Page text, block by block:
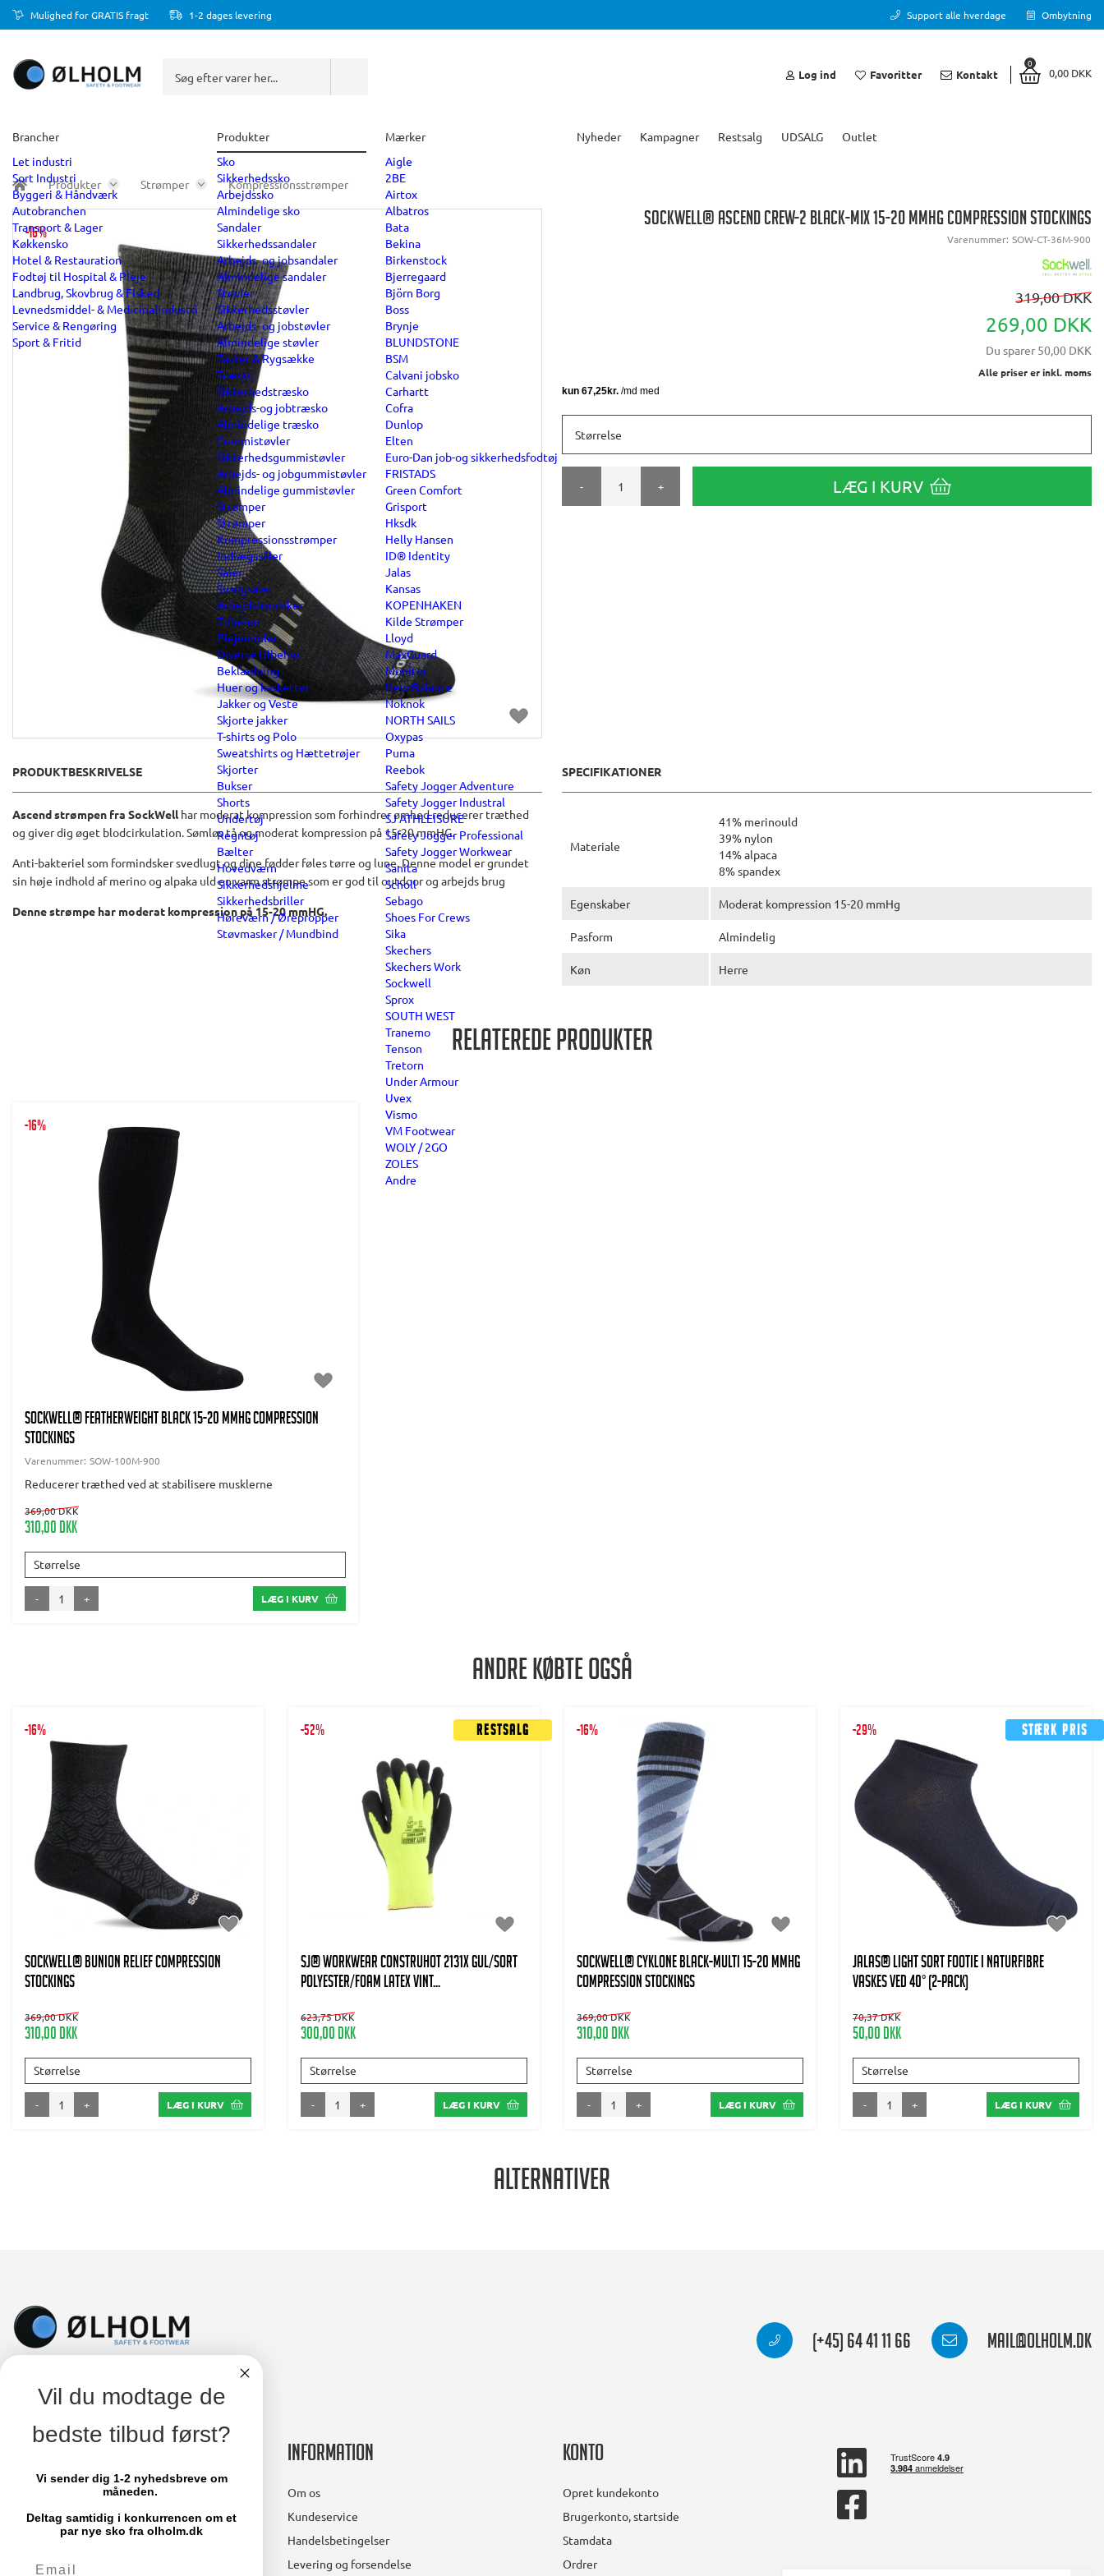
Mulighed for GRATIS fragt 1-2 dages levering Support alle hverdage Ombytning
Log ind Favoritter Kontakt
0
0,00 DKK
Brancher
Let industri
Sort Industri
Byggeri & Håndværk
Autobranchen
Transport & Lager
Køkkensko
Hotel & Restauration
Fodtøj til Hospital & Pleje
Landbrug, Skovbrug & Fiskeri
Levnedsmiddel- & Medicinalindustri
Service & Rengøring
Sport & Fritid
Produkter
Sko
Sikkerhedssko
Arbejdssko
Almindelige sko
Sandaler
Sikkerhedssandaler
Arbejds- og jobsandaler
Almindelige sandaler
Støvler
Sikkerhedsstøvler
Arbejds- og jobstøvler
Almindelige støvler
Tasker & Rygsække
Træsko
Sikkerhedstræsko
Arbejds-og jobtræsko
Almindelige træsko
Gummistøvler
Sikkerhedsgummistøvler
Arbejds- og jobgummistøvler
Almindelige gummistøvler
Strømper
Strømper
Kompressionsstrømper
Indlægssåler
Såler
Svangsåler
Arbejdshandsker
Tilbehør
Plejemidler
Diverse tilbehør
Beklædning
Huer og kasketter
Jakker og Veste
Skjorte jakker
T-shirts og Polo
Sweatshirts og Hættetrøjer
Skjorter
Bukser
Shorts
Undertøj
Regntøj
Bælter
Hovedværn
Sikkerhedshjelme
Sikkerhedsbriller
Høreværn / Ørepropper
Støvmasker / Mundbind
Mærker
Aigle
2BE
Airtox
Albatros
Bata
Bekina
Birkenstock
Bjerregaard
Björn Borg
Boss
Brynje
BLUNDSTONE
BSM
Calvani jobsko
Carhartt
Cofra
Dunlop
Elten
Euro-Dan job-og sikkerhedsfodtøj
FRISTADS
Green Comfort
Grisport
Hksdk
Helly Hansen
ID® Identity
Jalas
Kansas
KOPENHAKEN
Kilde Strømper
Lloyd
MaxGuard
Monitor
New Balance
Noknok
NORTH SAILS
Oxypas
Puma
Reebok
Safety Jogger Adventure
Safety Jogger Industral
SJ ATHLEISURE
Safety Jogger Professional
Safety Jogger Workwear
Sanita
Scholl
Sebago
Shoes For Crews
Sika
Skechers
Skechers Work
Sockwell
Sprox
SOUTH WEST
Tranemo
Tenson
Tretorn
Under Armour
Uvex
Vismo
VM Footwear
WOLY / 2GO
ZOLES
Andre
Nyheder Kampagner Restsalg UDSALG Outlet
Produkter Strømper Kompressionsstrømper
-16%
SOCKWELL® ASCEND CREW-2 BLACK-MIX 15-20 MMHG COMPRESSION STOCKINGS
Varenummer: SOW-CT-36M-900
319,00 DKK
269,00 DKK
Du sparer 50,00 DKK
Alle priser er inkl. moms
Størrelse
- + LÆG I KURV
PRODUKTBESKRIVELSE
Ascend strømpen fra SockWellhar moderat kompression som forhindrer ømhed reducerer træthed
og giver dig øget blodcirkulation. Sømløs tå og moderat kompression på 15-20 mmHG.
Anti-bakteriel som formindsker svedlugt og dine fødder føles tørre og lune. Denne model er grundet
sin høje indhold af merino og alpaka uld en varm strømpe som er god til outdoor og arbejds brug
Denne strømpe har moderat kompression på 15-20 mmHG.
SPECIFIKATIONER
Materiale
41% merinould
39% nylon
14% alpaca
8% spandex
Egenskaber Moderat kompression 15-20 mmHg
Pasform Almindelig
Køn Herre
Relaterede produkter
-16%
SOCKWELL® FEATHERWEIGHT Black 15-20 mmHg Compression
stockings
Varenummer: SOW-100M-900
Reducerer træthed ved at stabilisere musklerne
369,00 DKK
310,00 DKK
Størrelse
- + LÆG I KURV
Andre købte også
-16%
SOCKWELL® BUNION RELIEF Compression
stockings
369,00 DKK
310,00 DKK
Størrelse
- + LÆG I KURV
Restsalg
-52%
SJ® WORKWEAR Construhot 2131X Gul/sort
polyester/foam latex vint...
623,75 DKK
300,00 DKK
Størrelse
- + LÆG I KURV
-16%
SOCKWELL® CYKLONE Black-Multi 15-20 mmHg
Compression stockings
369,00 DKK
310,00 DKK
Størrelse
- + LÆG I KURV
Stærk pris
-29%
JALAS® Light Sort footie i naturfibre
Vaskes ved 40° (2-pack)
70,37 DKK
50,00 DKK
Størrelse
- + LÆG I KURV
Alternativer
(+45) 64 41 11 66 mail@olholm.dk
Lollandsvej 29
5500 Middelfart
Telefon: 64 41 11 66
Information
Om os
Kundeservice
Handelsbetingelser
Levering og forsendelse
Konto
Opret kundekonto
Brugerkonto, startside
Stamdata
Ordrer
linkedin
square
square
Vil du modtage de
bedste tilbud først?
Vi sender dig 1-2 nyhedsbreve om
måneden.
Deltag samtidig i konkurrencen om et
par nye sko fra olholm.dk